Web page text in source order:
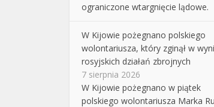
ograniczone wtargnięcie lądowe.
W Kijowie pożegnano polskiego
wolontariusza, który zginął w
rosyjskich działań zbrojnych
7 sierpnia 2026
W Kijowie pożegnano w piątek
polskiego wolontariusza Marka